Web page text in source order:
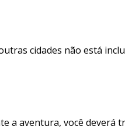
cidades não está
a aventura, você deverá